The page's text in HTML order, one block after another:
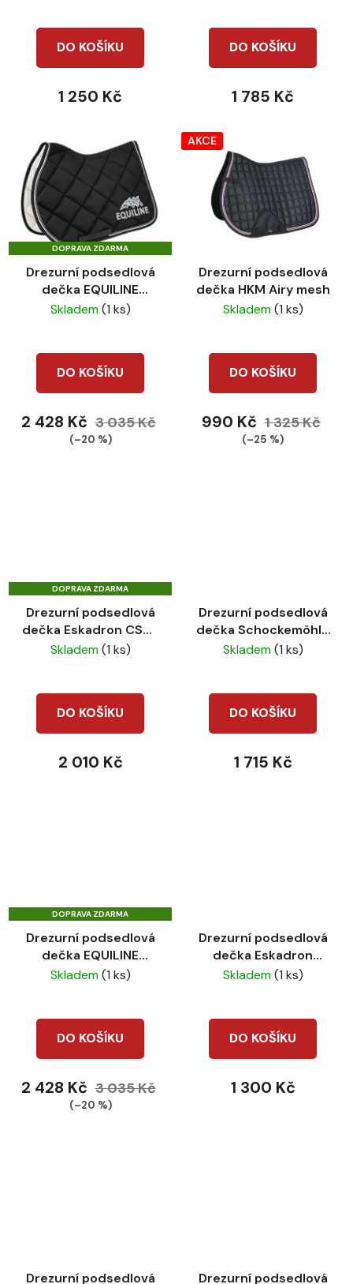
DO KOŠÍKU
1 250 Kč
DO KOŠÍKU
1 785 Kč
DOPRAVA ZDARMA
Drezurní podsedlová
dečka EQUILINE
sottosella rombo
Skladem(1 ks)
DO KOŠÍKU
2 428 Kč 3 035 Kč
(–20 %)
AKCE
Drezurní podsedlová
dečka HKM Airy mesh
Skladem(1 ks)
DO KOŠÍKU
990 Kč 1 325 Kč
(–25 %)
DOPRAVA ZDARMA
Drezurní podsedlová
dečka Eskadron CS22
Velvet crystal navy DL
Skladem(1 ks)
DO KOŠÍKU
2 010 Kč
Drezurní podsedlová
dečka Schockemöhle
New Power jungle
Skladem(1 ks)
DO KOŠÍKU
1 715 Kč
DOPRAVA ZDARMA
Drezurní podsedlová
dečka EQUILINE
sottosella rombo blue
Skladem(1 ks)
DO KOŠÍKU
2 428 Kč 3 035 Kč
(–20 %)
Drezurní podsedlová
dečka Eskadron
Cotton DL true blue
Skladem(1 ks)
DO KOŠÍKU
1 300 Kč
Drezurní podsedlová Drezurní podsedlová